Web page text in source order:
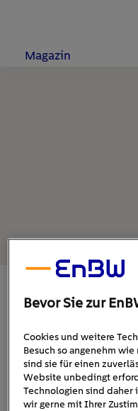
Magazin
10. Januar 2023 1
Bevor Sie zur
Cookies und weitere
Besuch so angenehm
sind sie für einen
Website unbedingt
Technologien sind daher
wir gerne mit Ihrer